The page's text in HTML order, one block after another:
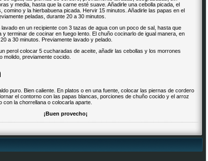
y media, hasta que la carne esté suave. Añadirle una cebolla picada, el
comino y la hierbabuena picada. Hervir 15 minutos. Añadirle las papas en el
peladas, durante 20 a 30 minutos.
en un recipiente con 3 tazas de agua con un poco de sal, hasta que
y terminar de cocinar en fuego lento. El chuño cocinarlo de igual manera, en
a 30 minutos. Previamente lavado y pelado.
perol colocar 5 cucharadas de aceite, añadir las cebollas y los morrones
molido, previamente cocido.
puro. Bien caliente. En platos o en una fuente, colocar las piernas de cordero
el contorno con las papas blancas, porciones de chuño cocido y el arroz
con la chorrellana o colocarla aparte.
¡Buen provecho¡